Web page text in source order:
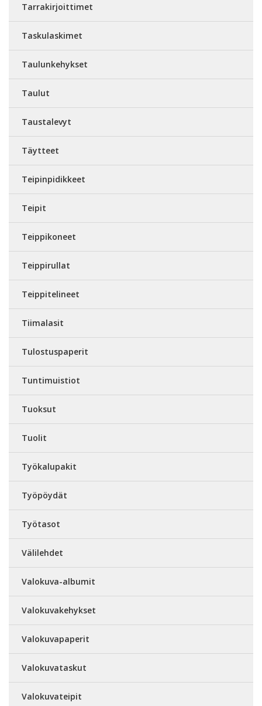
Tarrakirjoittimet
Taskulaskimet
Taulunkehykset
Taulut
Taustalevyt
Täytteet
Teipinpidikkeet
Teipit
Teippikoneet
Teippirullat
Teippitelineet
Tiimalasit
Tulostuspaperit
Tuntimuistiot
Tuoksut
Tuolit
Työkalupakit
Työpöydät
Työtasot
Välilehdet
Valokuva-albumit
Valokuvakehykset
Valokuvapaperit
Valokuvataskut
Valokuvateipit